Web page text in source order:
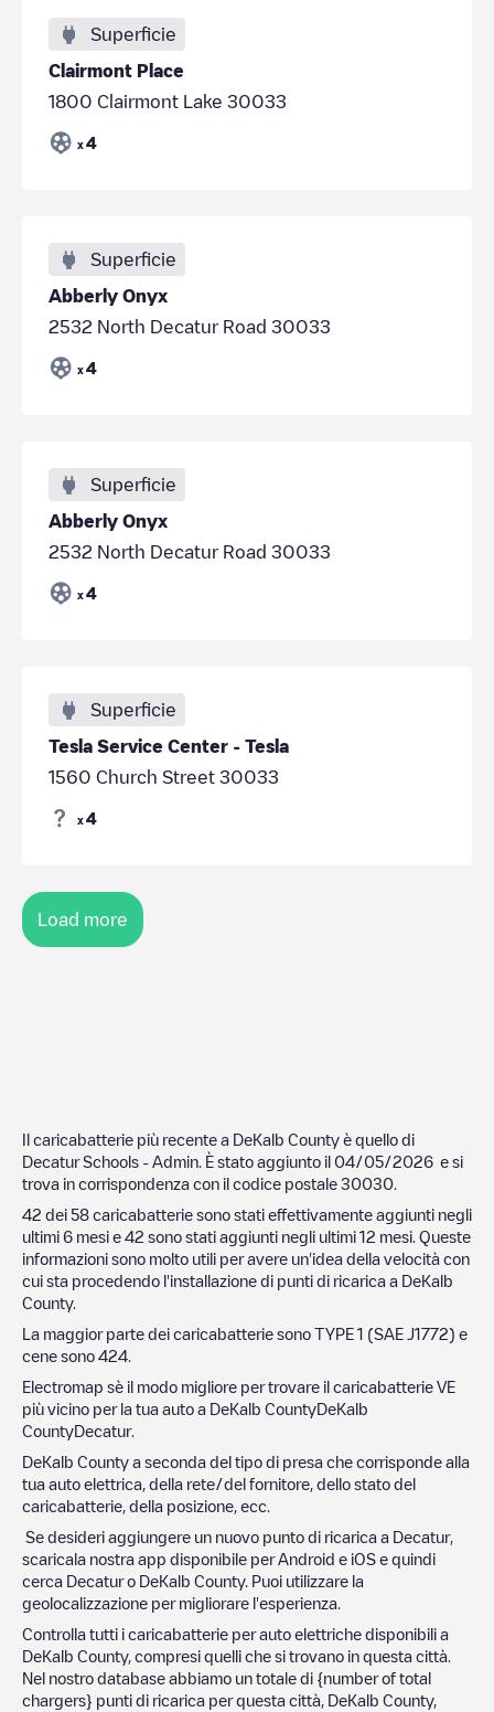
Superficie
Clairmont Place
1800 Clairmont Lake 30033
x 4
Superficie
Abberly Onyx
2532 North Decatur Road 30033
x 4
Superficie
Abberly Onyx
2532 North Decatur Road 30033
x 4
Superficie
Tesla Service Center - Tesla
1560 Church Street 30033
x 4
Load more
Il caricabatterie più recente a DeKalb County è quello di
Decatur Schools - Admin . È stato aggiunto il 04/05/2026 e si
trova in corrispondenza con il codice postale 30030
42 dei 58 caricabatterie sono stati effettivamente aggiunti negli
ultimi 6 mesi e 42 sono stati aggiunti negli ultimi 12 mesi. Queste
informazioni sono molto utili per avere un'idea della velocità con
cui sta procedendo l'installazione di punti di ricarica a DeKalb
County.
La maggior parte dei caricabatterie sono TYPE 1 (SAE J1772) e
cene sono 424
Electromap sè il modo migliore per trovare il caricabatterie VE
più vicino per la tua auto a DeKalb CountyDeKalb
CountyDecatur.
DeKalb County a seconda del tipo di presa che corrisponde alla
tua auto elettrica, della rete/del fornitore, dello stato del
caricabatterie, della posizione, ecc.
Se desideri aggiungere un nuovo punto di ricarica a Decatur,
scaricala nostra app disponibile per Android e iOS e quindi
cerca Decaturo DeKalb County. Puoi utilizzare la
geolocalizzazione per migliorare l'esperienza.
Controlla tutti i caricabatterie per auto elettriche disponibili a
DeKalb County, compresi quelli che si trovano in questa città.
Nel nostro database abbiamo un totale di {number of total
chargers} punti di ricarica per questa città, DeKalb County,